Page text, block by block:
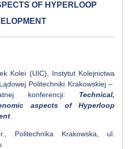
OF HYPERLOOP
Kolei (UIC), Instytut Kolejnictwa
Politechniki Krakowskiej –
konferencji: Technical,
aspects of Hyperloop
Politechnika Krakowska, ul.